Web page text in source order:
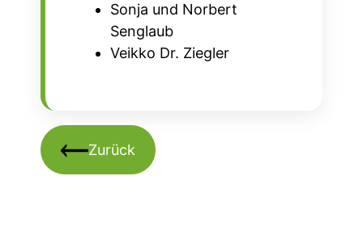
Sonja und Norbert
Senglaub
Veikko Dr. Ziegler
Zurück